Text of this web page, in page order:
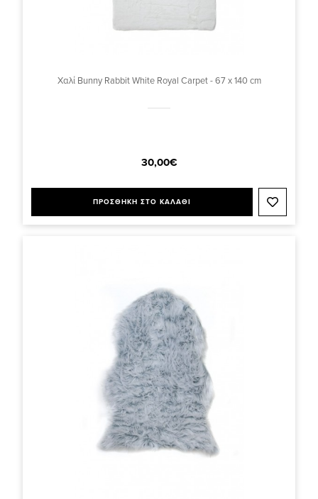
Χαλί Bunny Rabbit White Royal Carpet - 67 x 140 cm
30,00€
ΠΡΟΣΘΗΚΗ ΣΤΟ ΚΑΛΑΘΙ